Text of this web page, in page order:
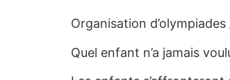
Organisation
Quel enfant n’a jamais